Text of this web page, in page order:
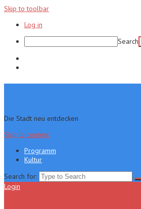
Skip to toolbar
Log in
Search
Die Stadt neu entdecken
Skip to content
Programm
Kultur
Search for:
Login